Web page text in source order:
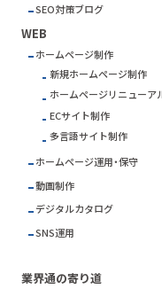
SEO対策ブログ
WEB
ホームページ制作
新規ホームページ制作
ホームページリニューア
ECサイト制作
多言語サイト制作
ホームページ運用・保守
動画制作
デジタルカタログ
SNS運用
業界通の寄り道